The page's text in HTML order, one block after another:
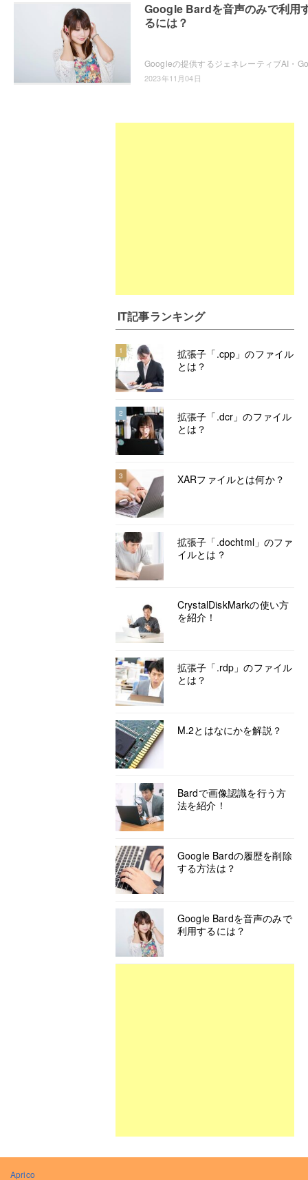
Google Bardを音声のみで利用
るには？
2023年11月04日
IT記事ランキング
1
拡張子「.cpp」のファイル
とは？
2
拡張子「.dcr」のファイル
とは？
3 XARファイルとは何か？
拡張子「.dochtml」のファ
イルとは？
CrystalDiskMarkの使い方
を紹介！
拡張子「.rdp」のファイル
とは？
M.2とはなにかを解説？
Bardで画像認識を行う方
法を紹介！
Google Bardの履歴を削除
する方法は？
Google Bardを音声のみで
利用するには？
Aprico